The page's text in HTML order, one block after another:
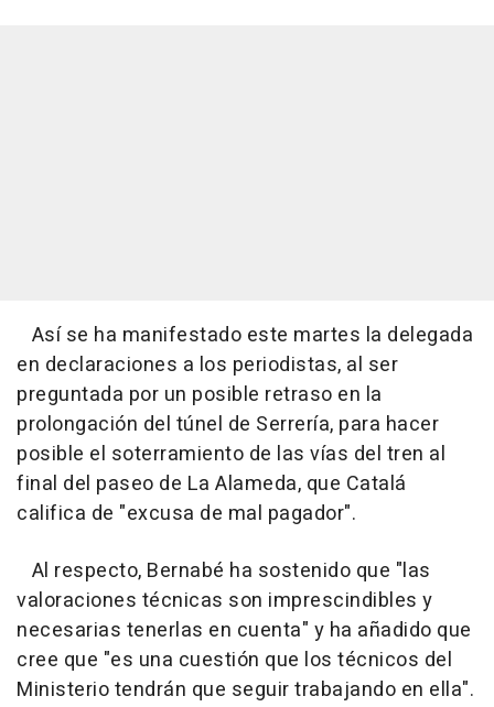
Así se ha manifestado este martes la delegada
en declaraciones a los periodistas, al ser
preguntada por un posible retraso en la
prolongación del túnel de Serrería, para hacer
posible el soterramiento de las vías del tren al
final del paseo de La Alameda, que Catalá
califica de "excusa de mal pagador".
Al respecto, Bernabé ha sostenido que "las
valoraciones técnicas son imprescindibles y
necesarias tenerlas en cuenta" y ha añadido que
cree que "es una cuestión que los técnicos del
Ministerio tendrán que seguir trabajando en ella".